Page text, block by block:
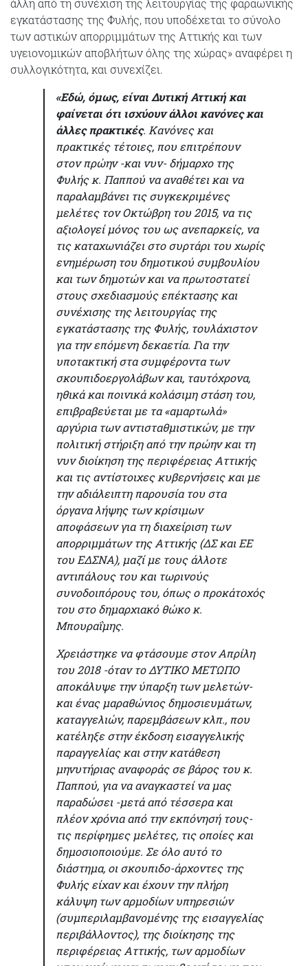
άλλη από τη συνέχιση της λειτουργίας της φαραωνικής
εγκατάστασης της Φυλής, που υποδέχεται το σύνολο
των αστικών απορριμμάτων της Αττικής και των
υγειονομικών αποβλήτων όλης της χώρας» αναφέρει η
συλλογικότητα, και συνεχίζει.
«Εδώ, όμως, είναι Δυτική Αττική και
φαίνεται ότι ισχύουν άλλοι κανόνες και
άλλες πρακτικές. Κανόνες και
πρακτικές τέτοιες, που επιτρέπουν
στον πρώην -και νυν- δήμαρχο της
Φυλής κ. Παππού να αναθέτει και να
παραλαμβάνει τις συγκεκριμένες
μελέτες τον Οκτώβρη του 2015, να τις
αξιολογεί μόνος του ως ανεπαρκείς, να
τις καταχωνιάζει στο συρτάρι του χωρίς
ενημέρωση του δημοτικού συμβουλίου
και των δημοτών και να πρωτοστατεί
στους σχεδιασμούς επέκτασης και
συνέχισης της λειτουργίας της
εγκατάστασης της Φυλής, τουλάχιστον
για την επόμενη δεκαετία. Για την
υποτακτική στα συμφέροντα των
σκουπιδοεργολάβων και, ταυτόχρονα,
ηθικά και ποινικά κολάσιμη στάση του,
επιβραβεύεται με τα «αμαρτωλά»
αργύρια των αντισταθμιστικών, με την
πολιτική στήριξη από την πρώην και τη
νυν διοίκηση της περιφέρειας Αττικής
και τις αντίστοιχες κυβερνήσεις και με
την αδιάλειπτη παρουσία του στα
όργανα λήψης των κρίσιμων
αποφάσεων για τη διαχείριση των
απορριμμάτων της Αττικής (ΔΣ και ΕΕ
του ΕΔΣΝΑ), μαζί με τους άλλοτε
αντιπάλους του και τωρινούς
συνοδοιπόρους του, όπως ο προκάτοχός
του στο δημαρχιακό θώκο κ.
Μπουραΐμης.
Χρειάστηκε να φτάσουμε στον Απρίλη
του 2018 -όταν το ΔΥΤΙΚΟ ΜΕΤΩΠΟ
αποκάλυψε την ύπαρξη των μελετών-
και ένας μαραθώνιος δημοσιευμάτων,
καταγγελιών, παρεμβάσεων κλπ., που
κατέληξε στην έκδοση εισαγγελικής
παραγγελίας και στην κατάθεση
μηνυτήριας αναφοράς σε βάρος του κ.
Παππού, για να αναγκαστεί να μας
παραδώσει -μετά από τέσσερα και
πλέον χρόνια από την εκπόνησή τους-
τις περίφημες μελέτες, τις οποίες και
δημοσιοποιούμε. Σε όλο αυτό το
διάστημα, οι σκουπιδο-άρχοντες της
Φυλής είχαν και έχουν την πλήρη
κάλυψη των αρμοδίων υπηρεσιών
(συμπεριλαμβανομένης της εισαγγελίας
περιβάλλοντος), της διοίκησης της
περιφέρειας Αττικής, των αρμοδίων